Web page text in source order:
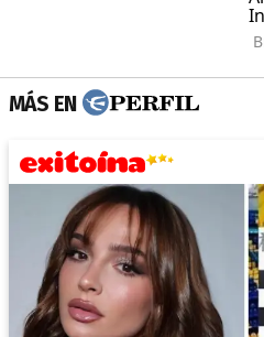
MÁS EN